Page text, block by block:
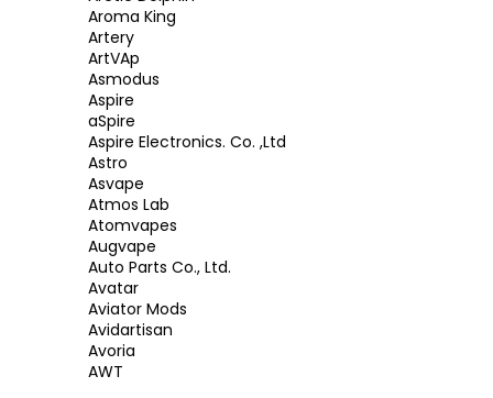
Aroma King
Artery
ArtVAp
Asmodus
Aspire
aSpire
Aspire Electronics. Co. ,Ltd
Astro
Asvape
Atmos Lab
Atomvapes
Augvape
Auto Parts Co., Ltd.
Avatar
Aviator Mods
Avidartisan
Avoria
AWT